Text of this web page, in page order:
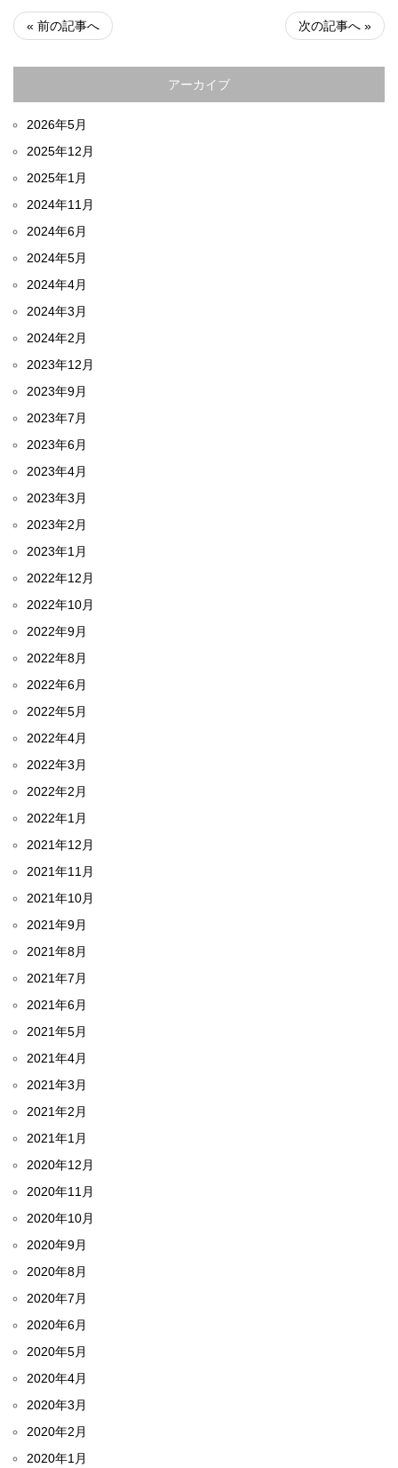
« 前の記事へ 次の記事へ »
アーカイブ
2026年5月
2025年12月
2025年1月
2024年11月
2024年6月
2024年5月
2024年4月
2024年3月
2024年2月
2023年12月
2023年9月
2023年7月
2023年6月
2023年4月
2023年3月
2023年2月
2023年1月
2022年12月
2022年10月
2022年9月
2022年8月
2022年6月
2022年5月
2022年4月
2022年3月
2022年2月
2022年1月
2021年12月
2021年11月
2021年10月
2021年9月
2021年8月
2021年7月
2021年6月
2021年5月
2021年4月
2021年3月
2021年2月
2021年1月
2020年12月
2020年11月
2020年10月
2020年9月
2020年8月
2020年7月
2020年6月
2020年5月
2020年4月
2020年3月
2020年2月
2020年1月